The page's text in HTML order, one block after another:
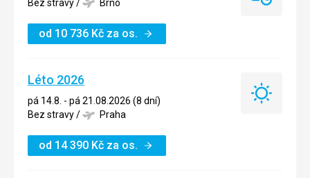
Bez stravy/ Brno
od 10 736 Kč za os.
Léto 2026
pá 14.8. - pá 21.08.2026 (8 dní)
Bez stravy/ Praha
od 14 390 Kč za os.
Léto